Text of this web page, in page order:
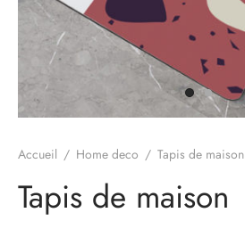
Accueil / Home deco / Tapis de maison
Tapis de maison